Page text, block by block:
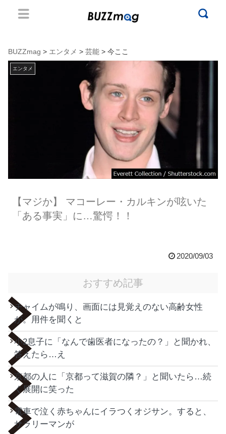
BUZZmag > エンタメ > 芸能 > 今ここ
エンタメ
【マジか】 マコーレー・カルキンが呟いた
「ある事実」に…驚愕！！
2020/09/03
おすすめ記事
チャイムが鳴り、画面には見覚えのない高齢女性
が。用件を聞くと
小2息子に「なんで歯医者になったの？」と聞かれ、
答えたら…え
京都の人に「京都って滋賀の隣？」と聞いたら…続
く展開に笑った
電車で泣く赤ちゃんにイラつくオジサン。すると、
サラリーマンが